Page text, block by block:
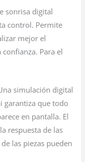
sonrisa digital
control. Permite
mejor el
Para el
simulación digital
garantiza que todo
en pantalla. El
respuesta de las
las piezas pueden